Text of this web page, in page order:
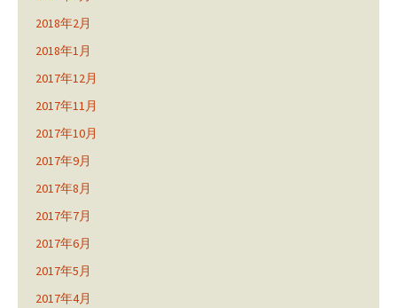
2018年2月
2018年1月
2017年12月
2017年11月
2017年10月
2017年9月
2017年8月
2017年7月
2017年6月
2017年5月
2017年4月